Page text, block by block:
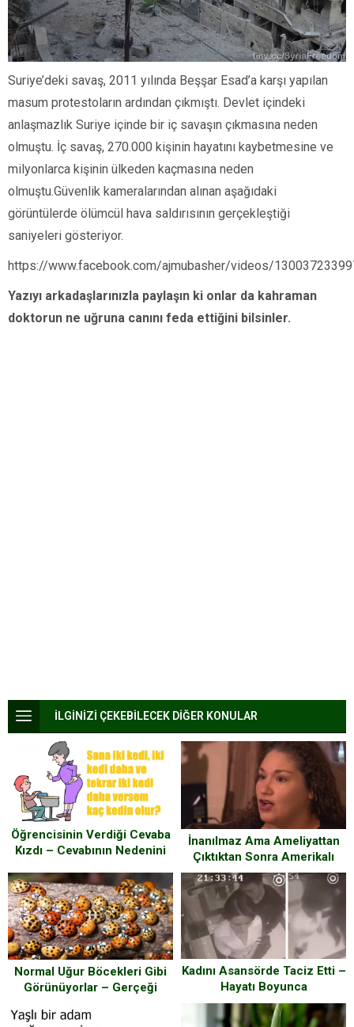
Suriye’deki savaş, 2011 yılında Beşşar Esad’a karşı yapılan
masum protestoların ardından çıkmıştı. Devlet içindeki
anlaşmazlık Suriye içinde bir iç savaşın çıkmasına neden
olmuştu. İç savaş, 270.000 kişinin hayatını kaybetmesine ve
milyonlarca kişinin ülkeden kaçmasına neden
olmuştu.Güvenlik kameralarından alınan aşağıdaki
görüntülerde ölümcül hava saldırısının gerçekleştiği
saniyeleri gösteriyor.
https://www.facebook.com/ajmubasher/videos/
Yazıyı arkadaşlarınızla paylaşın ki onlar da kahraman
doktorun ne uğruna canını feda ettiğini bilsinler.
İLGİNİZİ ÇEKEBİLECEK DİĞER KONULAR
Öğrencisinin Verdiği Cevaba
Kızdı – Cevabının Nedenini
İnanılmaz Ama Ameliyattan
Çıktıktan Sonra Amerikalı
Kadının Dili Değişti
Normal Uğur Böcekleri Gibi
Görünüyorlar – Gerçeği
Şaşıracaksınız
Kadını Asansörde Taciz Etti –
Hayatı Boyunca
Unutamayacağı Bir Ders Aldı